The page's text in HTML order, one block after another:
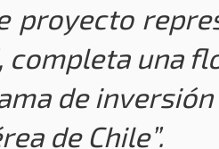
proyecto
completa una
de
de Chile”.